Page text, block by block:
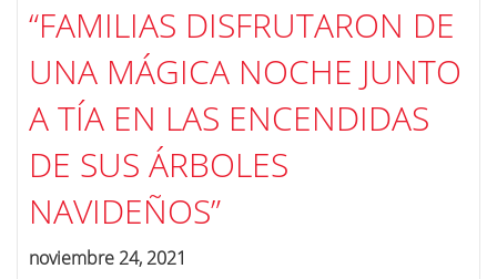
“FAMILIAS DISFRUTARON DE
UNA MÁGICA NOCHE JUNTO
A TÍA EN LAS ENCENDIDAS
DE SUS ÁRBOLES
NAVIDEÑOS”
noviembre 24, 2021